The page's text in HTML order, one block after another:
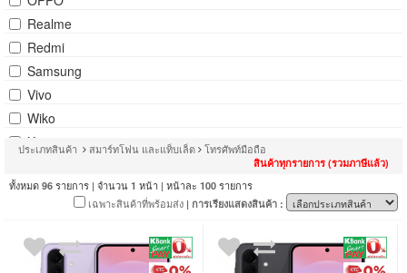
Realme
Redmi
Samsung
Vivo
Wiko
Xiaomi
ประเภทสินค้า สมาร์ทโฟน และแท็บเล็ต โทรศัพท์มือถือ
สินค้าทุกรายการ (รวมภาษีแล้ว)
ทั้งหมด 96 รายการ | จำนวน 1 หน้า | หน้าละ 100 รายการ
เฉพาะสินค้าที่พร้อมส่ง | การเรียงแสดงสินค้า :